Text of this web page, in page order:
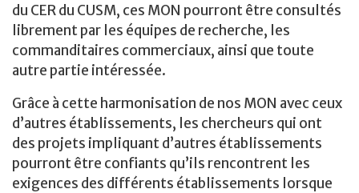
du CER du CUSM, ces MON pourront être consultés
librement par les équipes de recherche, les
commanditaires commerciaux, ainsi que toute
autre partie intéressée.
Grâce à cette harmonisation de nos MON avec ceux
d’autres établissements, les chercheurs qui ont
des projets impliquant d’autres établissements
pourront être confiants qu’ils rencontrent les
exigences des différents établissements lorsque